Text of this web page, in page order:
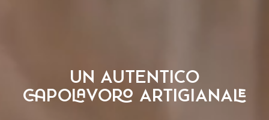
UN AUTENTICO
CAPOLAVORO ARTIGIANALE